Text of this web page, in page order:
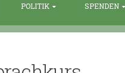
POLITIK SPENDEN